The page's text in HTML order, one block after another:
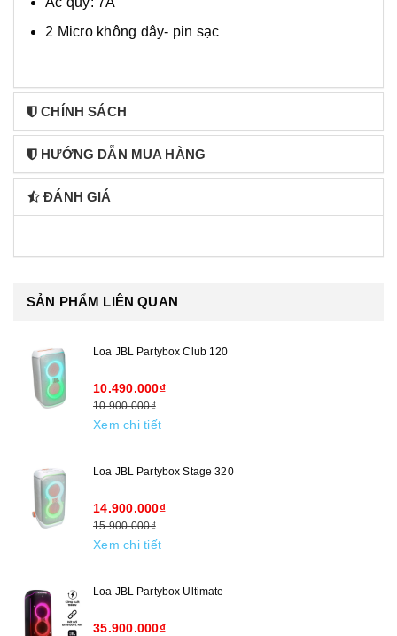
2 Micro không dây- pin sạc
CHÍNH SÁCH
HƯỚNG DẪN MUA HÀNG
ĐÁNH GIÁ
SẢN PHẨM LIÊN QUAN
Loa JBL Partybox Club 120
10.490.000₫
10.900.000₫
Xem chi tiết
Loa JBL Partybox Stage 320
14.900.000₫
15.900.000₫
Xem chi tiết
Loa JBL Partybox Ultimate
35.900.000₫